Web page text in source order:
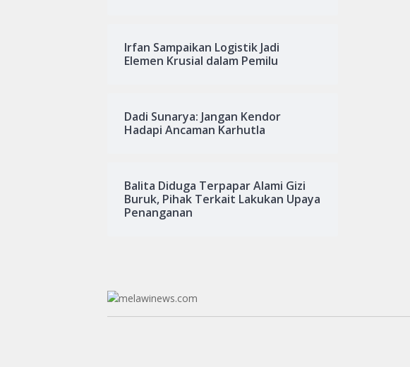
Irfan Sampaikan Logistik Jadi
Elemen Krusial dalam Pemilu
Dadi Sunarya: Jangan Kendor
Hadapi Ancaman Karhutla
Balita Diduga Terpapar Alami Gizi
Buruk, Pihak Terkait Lakukan Upaya
Penanganan